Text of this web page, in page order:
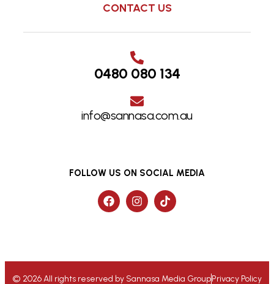
CONTACT US
0480 080 134
info@sannasa.com.au
FOLLOW US ON SOCIAL MEDIA
© 2026 All rights reserved by Sannasa Media GroupPrivacy Policy